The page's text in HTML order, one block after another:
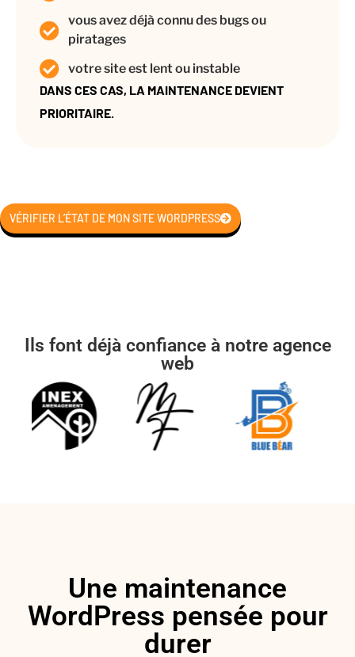
vous avez déjà connu des bugs ou
piratages
votre site est lent ou instable
DANS CES CAS, LA MAINTENANCE DEVIENT
PRIORITAIRE.
VÉRIFIER L’ÉTAT DE MON SITE WORDPRESS
Ils font déjà confiance à notre agence
web
Une maintenance
WordPress pensée pour
durer